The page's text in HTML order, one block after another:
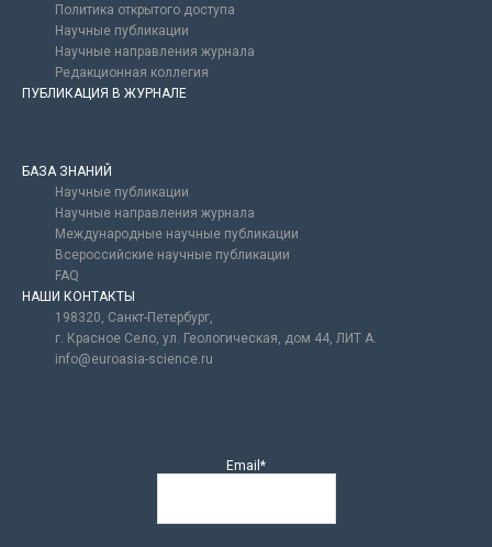
Политика открытого доступа
Научные публикации
Научные направления журнала
Редакционная коллегия
ПУБЛИКАЦИЯ В ЖУРНАЛЕ
БАЗА ЗНАНИЙ
Научные публикации
Научные направления журнала
Международные научные публикации
Всероссийские научные публикации
FAQ
НАШИ КОНТАКТЫ
198320, Санкт-Петербург,
г. Красное Село, ул. Геологическая, дом 44, ЛИТ А.
info@euroasia-science.ru
Email*